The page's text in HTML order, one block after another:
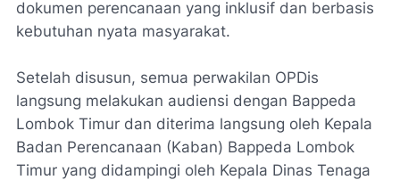
dokumen perencanaan yang inklusif dan berbasis
kebutuhan nyata masyarakat.
Setelah disusun, semua perwakilan OPDis
langsung melakukan audiensi dengan Bappeda
Lombok Timur dan diterima langsung oleh Kepala
Badan Perencanaan (Kaban) Bappeda Lombok
Timur yang didampingi oleh Kepala Dinas Tenaga